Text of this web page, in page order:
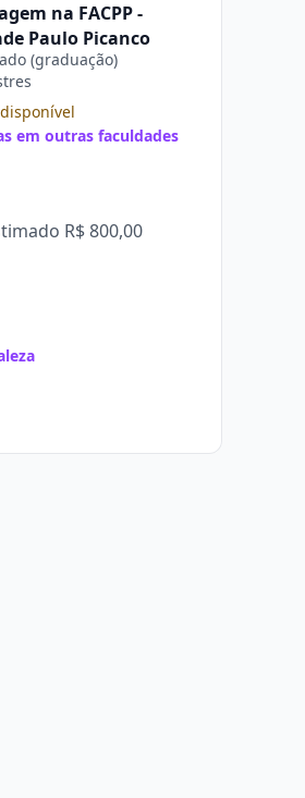
na FACPP -
Paulo Picanço
(graduação)
em outras faculdades
R$ 800,00